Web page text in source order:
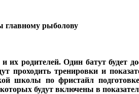
главному рыболову
их родителей. Один батут
проходить тренировки и
школы по фристайл
будут включены в